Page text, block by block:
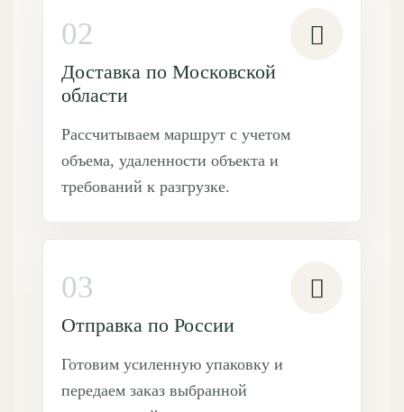
02
Доставка по Московской
области
Рассчитываем маршрут с учетом
объема, удаленности объекта и
требований к разгрузке.
03
Отправка по России
Готовим усиленную упаковку и
передаем заказ выбранной